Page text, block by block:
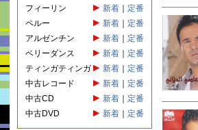
フィーリン
新着
定番
ペルー
新着
定番
アルゼンチン
新着
定番
ベリーダンス
新着
定番
ティンガティンガ
新着
定番
中古レコード
新着
定番
中古CD
新着
定番
中古DVD
新着 定番